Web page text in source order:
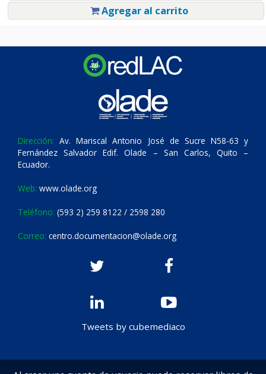
Agregar al carrito
Dirección: Av. Mariscal Antonio José de Sucre N58-63 y
Fernández Salvador Edif. Olade – San Carlos, Quito –
Ecuador.
Web: www.olade.org
Teléfono: (593 2) 259 8122 / 2598 280
Correo: centro.documentacion@olade.org
Tweets by cubemediaco